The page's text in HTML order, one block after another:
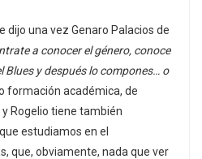
dijo una vez Genaro Palacios de
a conocer el género, conoce
Blues y después lo compones… o
formación académica, de
Rogelio tiene también
estudiamos en el
que, obviamente, nada que ver